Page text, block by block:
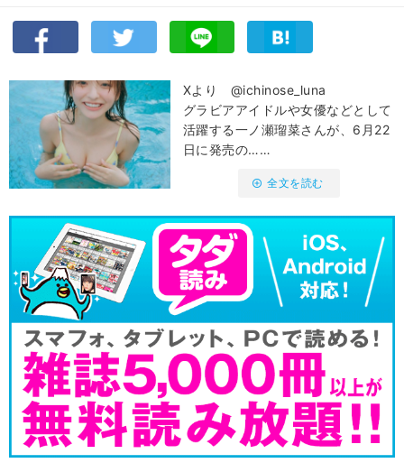
Xより @ichinose_luna
グラビアアイドルや女優などとして
活躍する一ノ瀬瑠菜さんが、6月22
日に発売の……
全文を読む